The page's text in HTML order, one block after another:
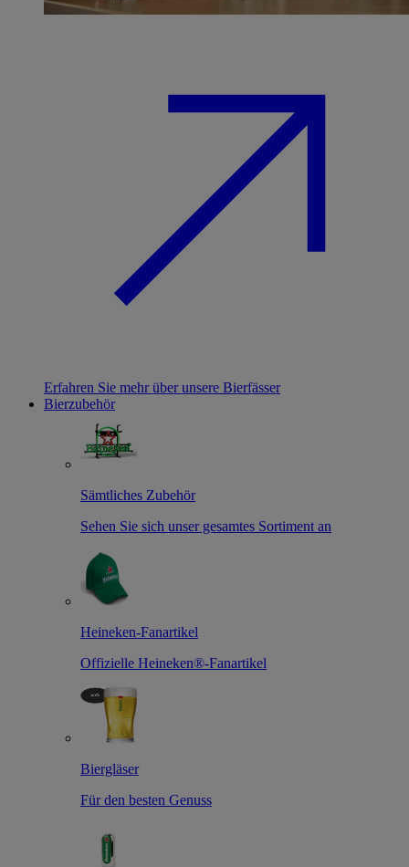
Erfahren Sie mehr über unsere Bierfässer
Bierzubehör
Sämtliches Zubehör
Sehen Sie sich unser gesamtes Sortiment an
Heineken-Fanartikel
Offizielle Heineken®-Fanartikel
Biergläser
Für den besten Genuss